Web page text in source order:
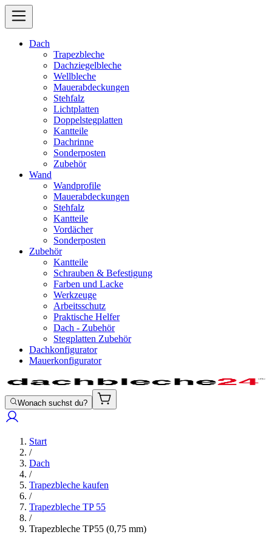
Dach
Trapezbleche
Dachziegelbleche
Wellbleche
Mauerabdeckungen
Stehfalz
Lichtplatten
Doppelstegplatten
Kantteile
Dachrinne
Sonderposten
Zubehör
Wand
Wandprofile
Mauerabdeckungen
Stehfalz
Kantteile
Vordächer
Sonderposten
Zubehör
Kantteile
Schrauben & Befestigung
Farben und Lacke
Werkzeuge
Arbeitsschutz
Praktische Helfer
Dach - Zubehör
Stegplatten Zubehör
Dachkonfigurator
Mauerkonfigurator
Wonach suchst du?
Start
/
Dach
/
Trapezbleche kaufen
/
Trapezbleche TP 55
/
Trapezbleche TP55 (0,75 mm)